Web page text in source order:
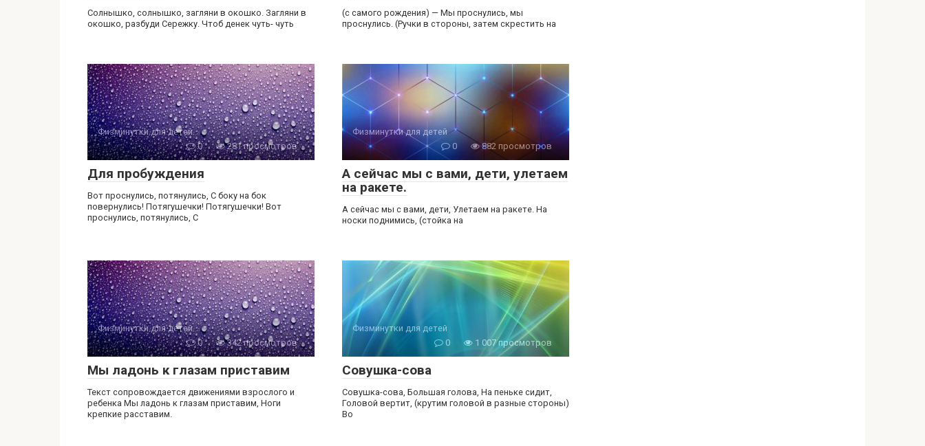
Солнышко, солнышко, загляни в окошко. Загляни в
окошко, разбуди Сережку. Чтоб денек чуть- чуть
(с самого рождения) — Мы проснулись, мы
проснулись. (Ручки в стороны, затем скрестить на
Физминутки для детей
0
281 просмотров
Для пробуждения
Вот проснулись, потянулись, С боку на бок
повернулись! Потягушечки! Потягушечки! Вот
проснулись, потянулись, С
Физминутки для детей
0
882 просмотров
А сейчас мы с вами, дети, улетаем
на ракете.
А сейчас мы с вами, дети, Улетаем на ракете. На
носки поднимись, (стойка на
Физминутки для детей
0
342 просмотров
Мы ладонь к глазам приставим
Текст сопровождается движениями взрослого и
ребенка Мы ладонь к глазам приставим, Ноги
крепкие расставим.
Физминутки для детей
0
1 007 просмотров
Совушка-сова
Совушка-сова, Большая голова, На пеньке сидит,
Головой вертит, (крутим головой в разные стороны)
Во